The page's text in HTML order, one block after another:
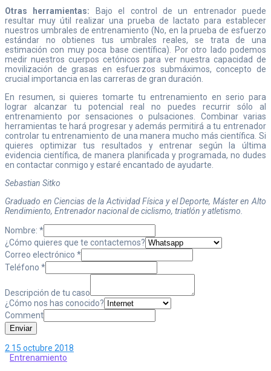
Otras herramientas:
Bajo el control de un entrenador puede
resultar muy útil realizar una prueba de lactato para establecer
nuestros umbrales de entrenamiento (No, en la prueba de esfuerzo
estándar no obtienes tus umbrales reales, se trata de una
estimación con muy poca base científica). Por otro lado podemos
medir nuestros cuerpos cetónicos para ver nuestra capacidad de
movilización de grasas en esfuerzos submáximos, concepto de
crucial importancia en las carreras de gran duración.
En resumen, si quieres tomarte tu entrenamiento en serio para
lograr alcanzar tu potencial real no puedes recurrir sólo al
entrenamiento por sensaciones o pulsaciones. Combinar varias
herramientas te hará progresar y además permitirá a tu entrenador
controlar tu entrenamiento de una manera mucho más científica. Si
quieres optimizar tus resultados y entrenar según la última
evidencia científica, de manera planificada y programada, no dudes
en contactar conmigo y estaré encantado de ayudarte.
Sebastian Sitko
Graduado en Ciencias de la Actividad Física y el Deporte, Máster en Alto
Rendimiento, Entrenador nacional de ciclismo, triatlón y atletismo.
Nombre: *
¿Cómo quieres que te contactemos?
Correo electrónico *
Teléfono *
Descripción de tu caso
¿Cómo nos has conocido?
Comment
Enviar
2 15 octubre 2018
Entrenamiento